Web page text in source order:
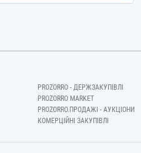
PROZORRO - ДЕРЖЗАКУПІВЛІ
PROZORRO MARKET
PROZORRO.ПРОДАЖІ - АУКЦІОНИ
КОМЕРЦІЙНІ ЗАКУПІВЛІ